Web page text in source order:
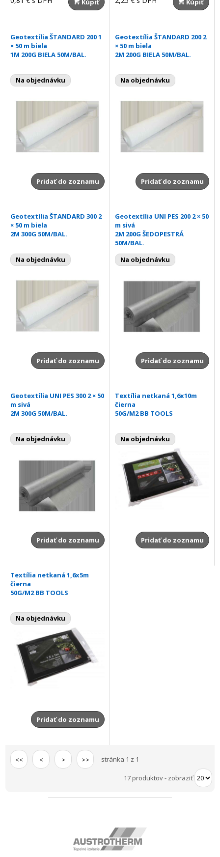
Geotextília ŠTANDARD 200 1
× 50 m biela
1M 200G BIELA 50M/BAL.
Na objednávku
Pridať do zoznamu
Geotextília ŠTANDARD 200 2
× 50 m biela
2M 200G BIELA 50M/BAL.
Na objednávku
Pridať do zoznamu
Geotextília ŠTANDARD 300 2
× 50 m biela
2M 300G 50M/BAL.
Na objednávku
Pridať do zoznamu
Geotextília UNI PES 200 2 × 50
m sivá
2M 200G ŠEDOPESTRÁ
50M/BAL.
Na objednávku
Pridať do zoznamu
Geotextília UNI PES 300 2 × 50
m sivá
2M 300G 50M/BAL.
Na objednávku
Pridať do zoznamu
Textília netkaná 1,6x10m
čierna
50G/M2 BB TOOLS
Na objednávku
Pridať do zoznamu
Textília netkaná 1,6x5m
čierna
50G/M2 BB TOOLS
Na objednávku
Pridať do zoznamu
<< < > >> stránka 1 z 1
17 produktov- zobraziť